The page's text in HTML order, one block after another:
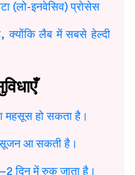
(लो-इनवेसिव) प्रोसेस
क्योंकि लैब में सबसे हेल्दी
महसूस हो सकता है।
सूजन आ सकती है।
दिन में रुक जाता है।